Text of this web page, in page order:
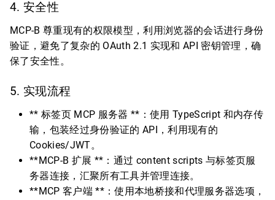
4. 安全性
MCP-B 尊重现有的权限模型，利用浏览器的会话进行身份
验证，避免了复杂的 OAuth 2.1 实现和 API 密钥管理，确
保了安全性。
5. 实现流程
** 标签页 MCP 服务器 **：使用 TypeScript 和内存传
输，包装经过身份验证的 API，利用现有的
Cookies/JWT。
**MCP-B 扩展 **：通过 content scripts 与标签页服
务器连接，汇聚所有工具并管理连接。
**MCP 客户端 **：使用本地桥接和代理服务器选项，